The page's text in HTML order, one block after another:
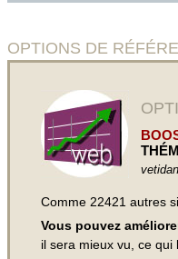
OPTIONS DE
Comme 22421 autres
Vous pouvez
il sera mieux vu, ce